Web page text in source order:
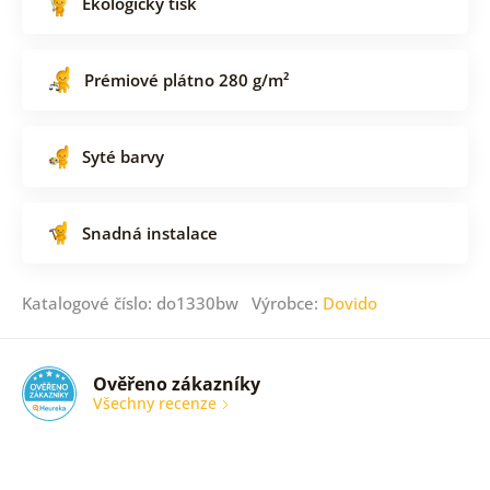
Prémiové plátno 280 g/m²
Syté barvy
Snadná instalace
Katalogové číslo: do1330bw Výrobce: Dovido
Ověřeno zákazníky
Všechny recenze